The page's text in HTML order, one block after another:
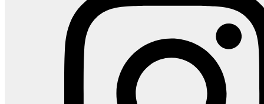
Cavaletti Yon
Assentos
Catálogo